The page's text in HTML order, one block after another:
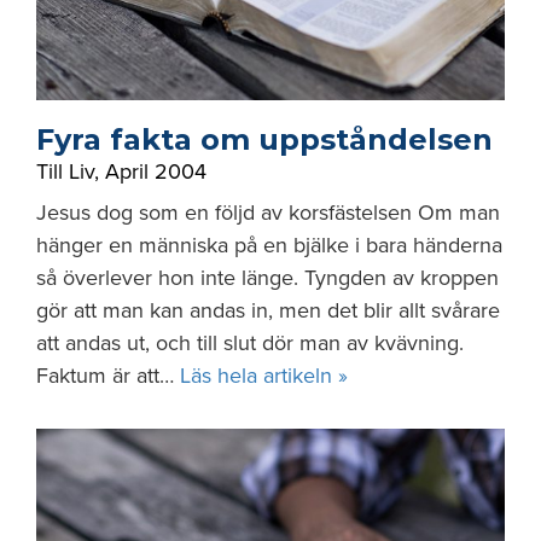
Fyra fakta om uppståndelsen
Till Liv, April 2004
Jesus dog som en följd av korsfästelsen Om man
hänger en människa på en bjälke i bara händerna
så överlever hon inte länge. Tyngden av kroppen
gör att man kan andas in, men det blir allt svårare
att andas ut, och till slut dör man av kvävning.
Faktum är att… Läs hela artikeln »